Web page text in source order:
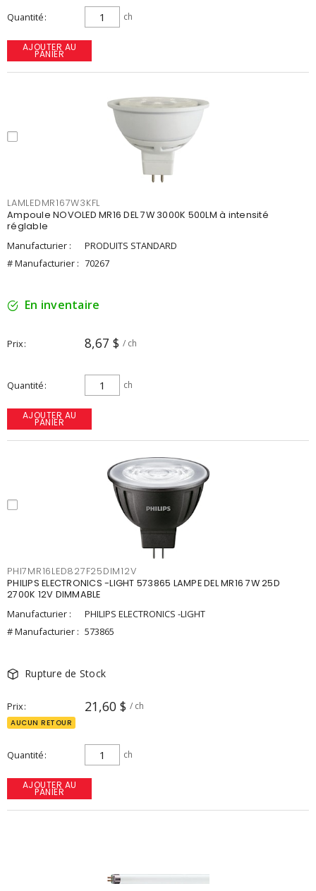
Quantité ch
AJOUTER AU
PANIER
LAMLEDMR167W3KFL
Ampoule NOVOLED MR16 DEL 7W 3000K 500LM à intensité
réglable
Manufacturier :
PRODUITS STANDARD
# Manufacturier : 70267
En inventaire
Prix 8,67 $ / ch
Quantité ch
AJOUTER AU
PANIER
PHI7MR16LED827F25DIM12V
PHILIPS ELECTRONICS -LIGHT 573865 LAMPE DEL MR16 7W 25D
2700K 12V DIMMABLE
Manufacturier :
PHILIPS ELECTRONICS -LIGHT
# Manufacturier : 573865
Rupture de Stock
Prix 21,60 $ / ch
AUCUN RETOUR
Quantité ch
AJOUTER AU
PANIER